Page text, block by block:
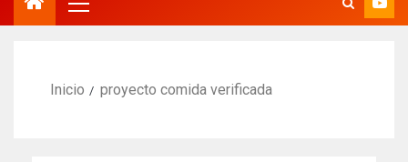
Inicio proyecto comida verificada